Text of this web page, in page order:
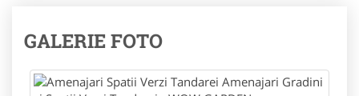
GALERIE FOTO